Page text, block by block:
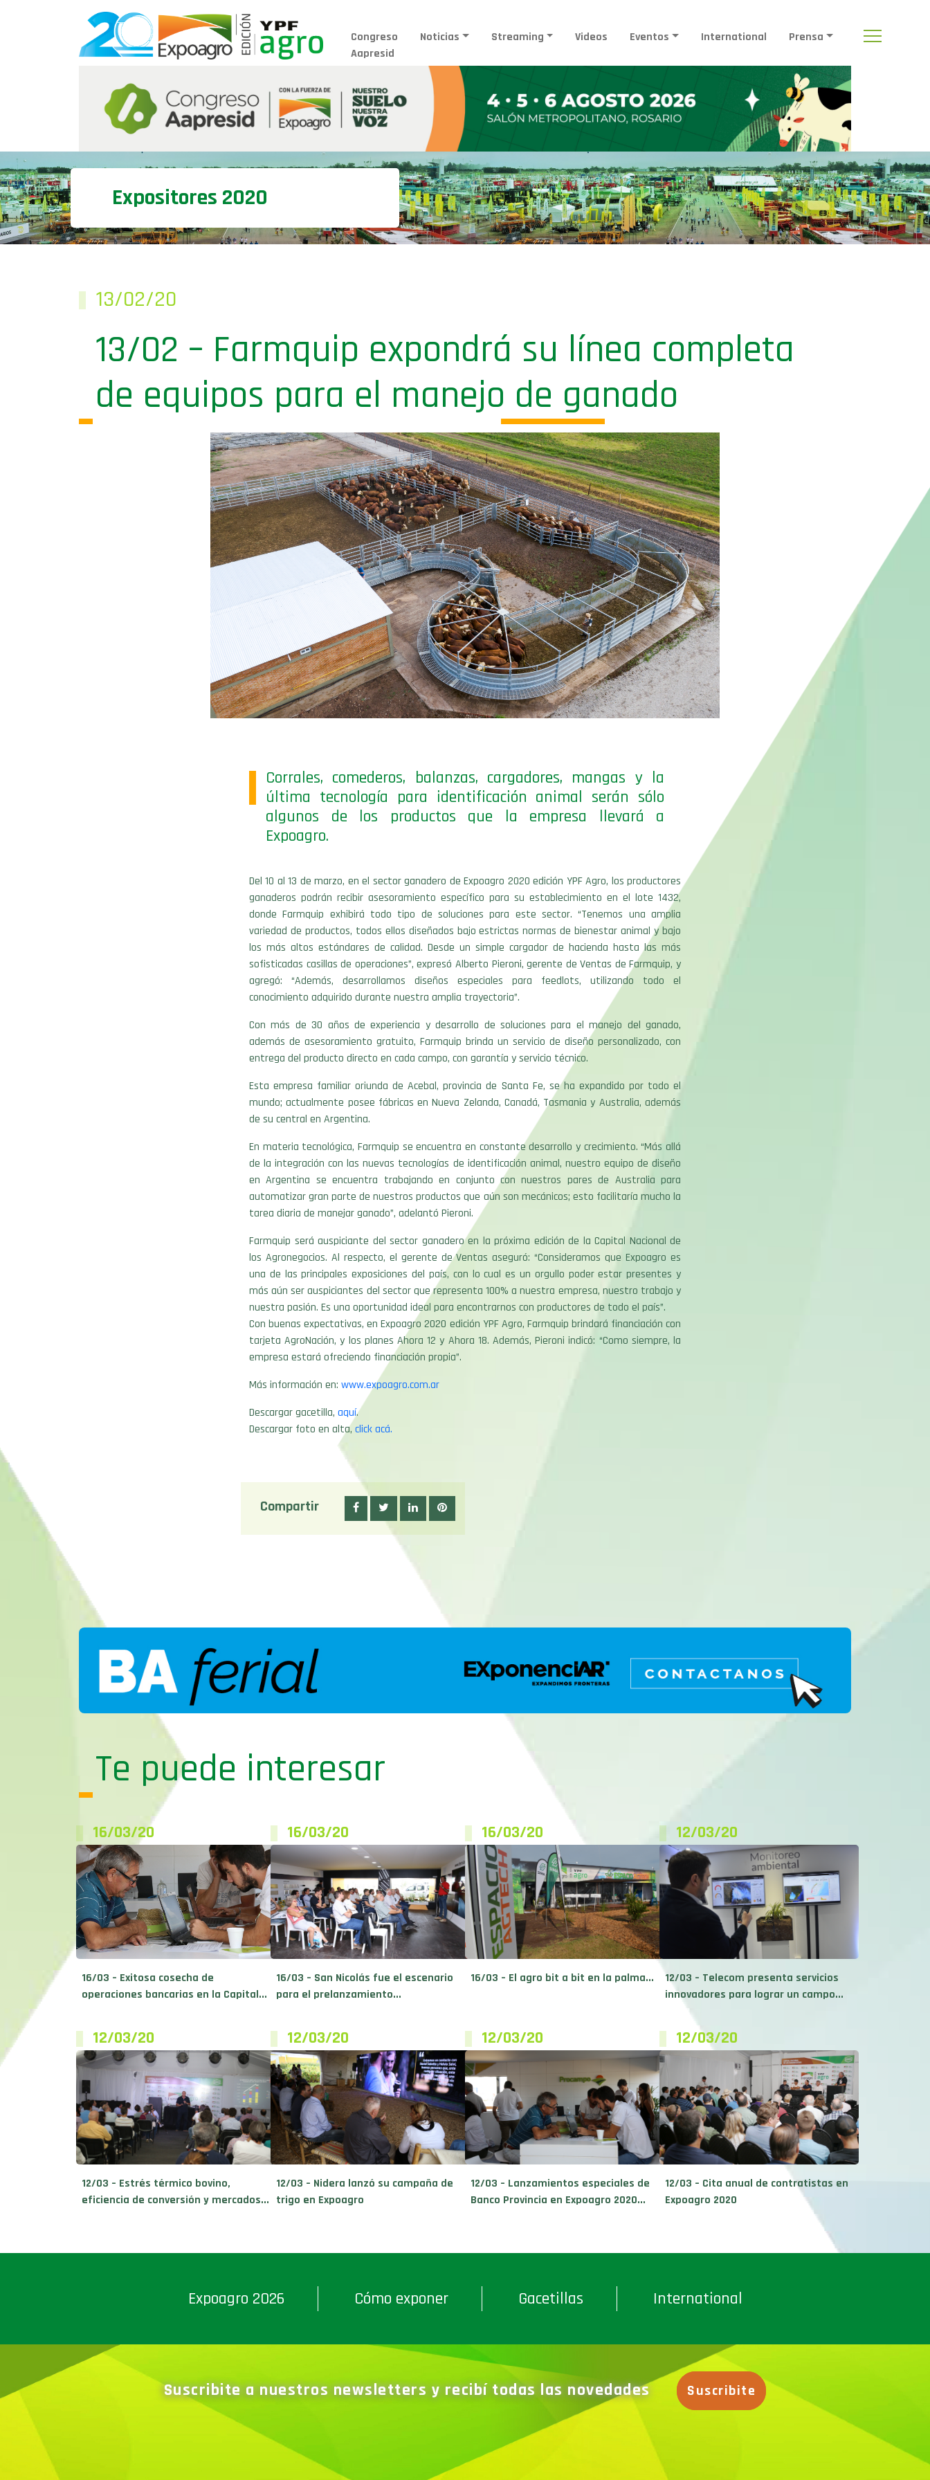
Congreso
Aapresid
Noticias Streaming Videos Eventos International Prensa
Expositores 2020
13/02/20
13/02 – Farmquip expondrá su línea completa
de equipos para el manejo de ganado
Corrales, comederos, balanzas, cargadores, mangas y la
última tecnología para identificación animal serán sólo
algunos de los productos que la empresa llevará a
Expoagro.
Del 10 al 13 de marzo, en el sector ganadero de Expoagro 2020 edición YPF Agro, los productores
ganaderos podrán recibir asesoramiento específico para su establecimiento en el lote 1432,
donde Farmquip exhibirá todo tipo de soluciones para este sector. “Tenemos una amplia
variedad de productos, todos ellos diseñados bajo estrictas normas de bienestar animal y bajo
los más altos estándares de calidad. Desde un simple cargador de hacienda hasta las más
sofisticadas casillas de operaciones”, expresó Alberto Pieroni, gerente de Ventas de Farmquip, y
agregó: “Además, desarrollamos diseños especiales para feedlots, utilizando todo el
conocimiento adquirido durante nuestra amplia trayectoria”.
Con más de 30 años de experiencia y desarrollo de soluciones para el manejo del ganado,
además de asesoramiento gratuito, Farmquip brinda un servicio de diseño personalizado, con
entrega del producto directo en cada campo, con garantía y servicio técnico.
Esta empresa familiar oriunda de Acebal, provincia de Santa Fe, se ha expandido por todo el
mundo; actualmente posee fábricas en Nueva Zelanda, Canadá, Tasmania y Australia, además
de su central en Argentina.
En materia tecnológica, Farmquip se encuentra en constante desarrollo y crecimiento. “Más allá
de la integración con las nuevas tecnologías de identificación animal, nuestro equipo de diseño
en Argentina se encuentra trabajando en conjunto con nuestros pares de Australia para
automatizar gran parte de nuestros productos que aún son mecánicos; esto facilitaría mucho la
tarea diaria de manejar ganado”, adelantó Pieroni.
Farmquip será auspiciante del sector ganadero en la próxima edición de la Capital Nacional de
los Agronegocios. Al respecto, el gerente de Ventas aseguró: “Consideramos que Expoagro es
una de las principales exposiciones del país, con lo cual es un orgullo poder estar presentes y
más aún ser auspiciantes del sector que representa 100% a nuestra empresa, nuestro trabajo y
nuestra pasión. Es una oportunidad ideal para encontrarnos con productores de todo el país”.
Con buenas expectativas, en Expoagro 2020 edición YPF Agro, Farmquip brindará financiación con
tarjeta AgroNación, y los planes Ahora 12 y Ahora 18. Además, Pieroni indicó: “Como siempre, la
empresa estará ofreciendo financiación propia”.
Más información en: www.expoagro.com.ar
Descargar gacetilla, aquí.
Descargar foto en alta, click acá.
Compartir
Te puede interesar
16/03/20
16/03 – Exitosa cosecha de
operaciones bancarias en la Capital...
16/03/20
16/03 – San Nicolás fue el escenario
para el prelanzamiento...
16/03/20
16/03 – El agro bit a bit en la palma...
12/03/20
12/03 – Telecom presenta servicios
innovadores para lograr un campo...
12/03/20
12/03 – Estrés térmico bovino,
eficiencia de conversión y mercados...
12/03/20
12/03 – Nidera lanzó su campaña de
trigo en Expoagro
12/03/20
12/03 – Lanzamientos especiales de
Banco Provincia en Expoagro 2020...
12/03/20
12/03 – Cita anual de contratistas en
Expoagro 2020
Expoagro 2026 Cómo exponer Gacetillas International
Suscribite a nuestros newsletters y recibí todas las novedades Suscribite